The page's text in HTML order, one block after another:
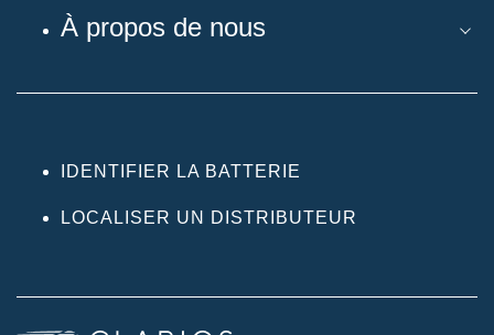
À propos de nous
IDENTIFIER LA BATTERIE
LOCALISER UN DISTRIBUTEUR